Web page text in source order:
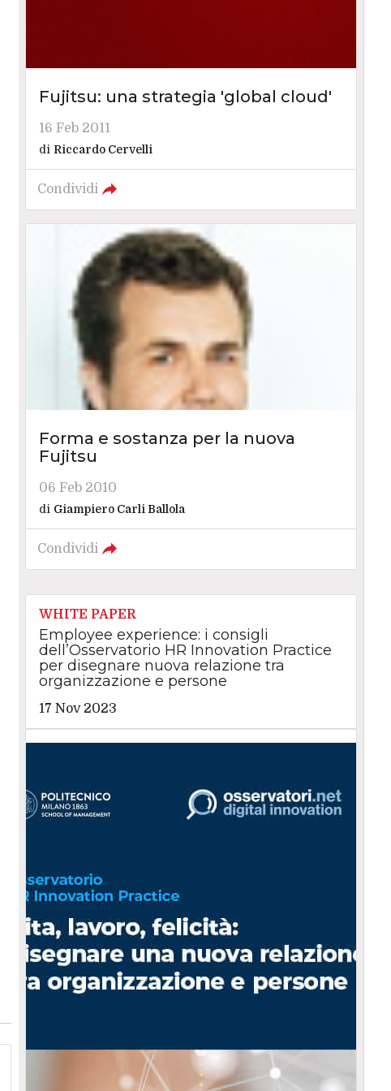
Fujitsu: una strategia 'global cloud'
16 Feb 2011
di Riccardo Cervelli
Condividi
Forma e sostanza per la nuova
Fujitsu
06 Feb 2010
di Giampiero Carli Ballola
Condividi
WHITE PAPER
Employee experience: i consigli
dell’Osservatorio HR Innovation Practice
per disegnare nuova relazione tra
organizzazione e persone
17 Nov 2023